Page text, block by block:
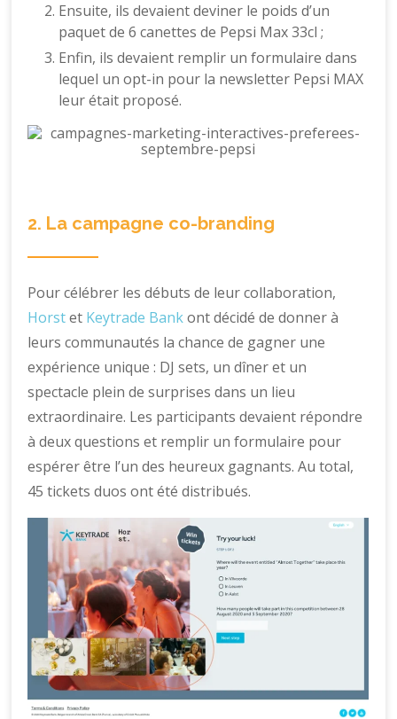
Ensuite, ils devaient deviner le poids d’un
paquet de 6 canettes de Pepsi Max 33cl ;
Enfin, ils devaient remplir un formulaire dans
lequel un opt-in pour la newsletter Pepsi MAX
leur était proposé.
2. La campagne co-branding
Pour célébrer les débuts de leur collaboration,
Horstet Keytrade Bankont décidé de donner à
leurs communautés la chance de gagner une
expérience unique : DJ sets, un dîner et un
spectacle plein de surprises dans un lieu
extraordinaire. Les participants devaient répondre
à deux questions et remplir un formulaire pour
espérer être l’un des heureux gagnants. Au total,
45 tickets duos ont été distribués.